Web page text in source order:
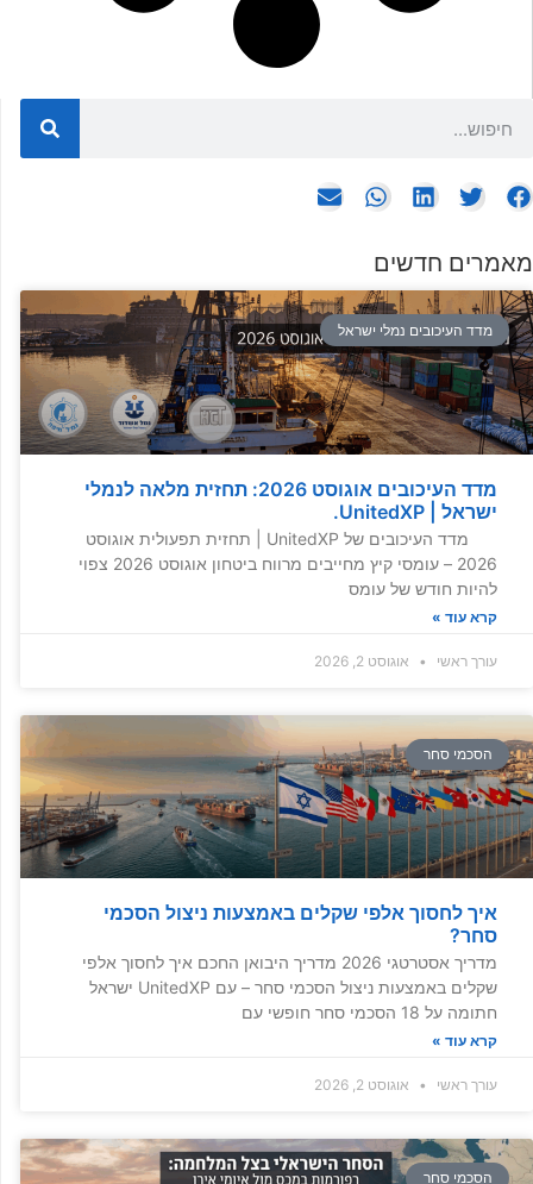
מאמרים חדשים
מדד העיכובים נמלי ישראל
מדד העיכובים אוגוסט 2026: תחזית מלאה לנמלי
ישראל | UnitedXP.
מדד העיכובים של UnitedXP | תחזית תפעולית אוגוסט
2026 – עומסי קיץ מחייבים מרווח ביטחון אוגוסט 2026 צפוי
להיות חודש של עומס
קרא עוד »
עורך ראשי אוגוסט 2, 2026
הסכמי סחר
איך לחסוך אלפי שקלים באמצעות ניצול הסכמי
סחר?
מדריך אסטרטגי 2026 מדריך היבואן החכם איך לחסוך אלפי
שקלים באמצעות ניצול הסכמי סחר – עם UnitedXP ישראל
חתומה על 18 הסכמי סחר חופשי עם
קרא עוד »
עורך ראשי אוגוסט 2, 2026
הסכמי סחר